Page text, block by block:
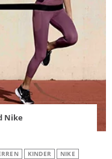
Nike
KINDER NIKE